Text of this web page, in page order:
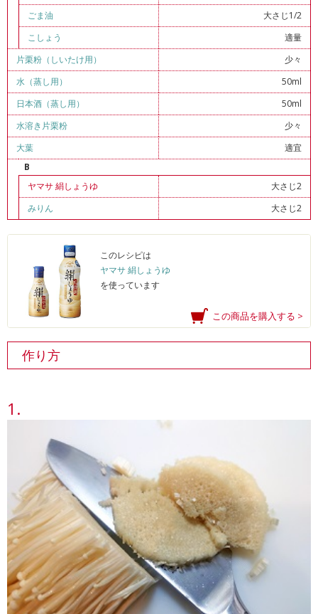
ごま油
大さじ1/2
こしょう
適量
片栗粉（しいたけ用）
少々
水（蒸し用）
50ml
日本酒（蒸し用）
50ml
水溶き片栗粉
少々
大葉
適宜
B
ヤマサ 絹しょうゆ
大さじ2
みりん
大さじ2
このレシピは
ヤマサ 絹しょうゆ
を使っています
この商品を購入する >
作り方